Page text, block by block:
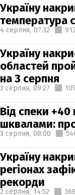
Україну
температура
4 серпня, 07:32
Україну
областей
на 3 серпня
3 серпня, 09:27
Від спеки +40
шквалами:
3 серпня, 08:00
Україну
регіонах
рекорди
2 серпня, 14:52